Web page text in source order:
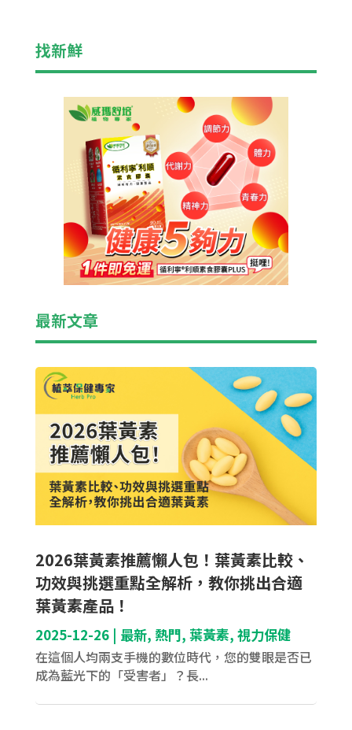
找新鮮
最新文章
2026葉黃素推薦懶人包！葉黃素比較、
功效與挑選重點全解析，教你挑出合適
葉黃素產品！
2025-12-26| 最新, 熱門, 葉黃素, 視力保健
在這個人均兩支手機的數位時代，您的雙眼是否已
成為藍光下的「受害者」？長...